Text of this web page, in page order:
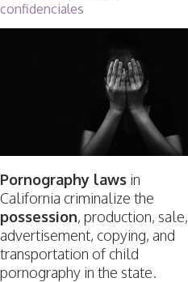
confidenciales
Pornography laws in
California criminalize the
possession, production, sale,
advertisement, copying, and
transportation of child
pornography in the state.